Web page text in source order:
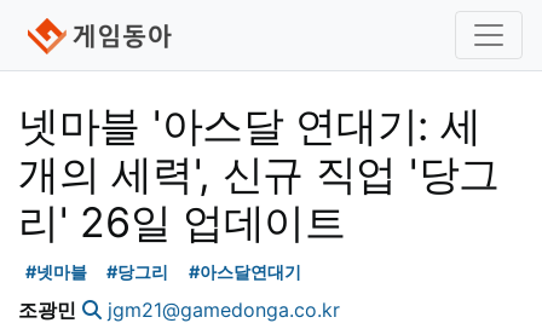
넷마블 '아스달 연대기: 세
개의 세력', 신규 직업 '당그
리' 26일 업데이트
#넷마블 #당그리 #아스달연대기
조광민 jgm21@gamedonga.co.kr